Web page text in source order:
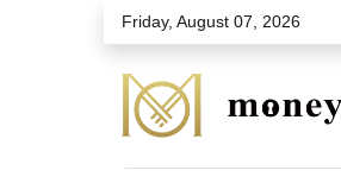
Skip to main contentFriday, August 07, 2026